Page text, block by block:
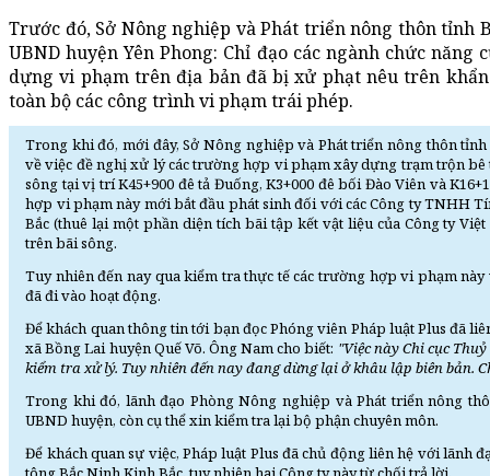
Trước đó, Sở Nông nghiệp và Phát triển nông thôn tỉnh
UBND huyện Yên Phong: Chỉ đạo các ngành chức năng
dựng vi phạm trên địa bản đã bị xử phạt nêu trên
toàn bộ các công trình vi phạm trái phép.
Trong khi đó, mới đây, Sở Nông nghiệp và Phát triển nông thôn
về việc đề nghị xử lý các trường hợp vi phạm xây dựng trạm trộn
sông tại vị trí K45+900 đê tả Đuống, K3+000 đê bối Đào Viên và
hợp vi phạm này mới bắt đầu phát sinh đối với các Công ty TNHH
Bắc (thuê lại một phần diện tích bãi tập kết vật liệu của Công ty
trên bãi sông.
Tuy nhiên đến nay qua kiểm tra thực tế các trường hợp vi phạm
đã đi vào hoạt động.
Để khách quan thông tin tới bạn đọc Phóng viên Pháp luật Plus đã
xã Bồng Lai huyện Quế Võ. Ông Nam cho biết: "Việc này Chi cục
kiểm tra xử lý. Tuy nhiên đến nay đang dừng lại ở khâu lập biên bản.
Trong khi đó, lãnh đạo Phòng Nông nghiệp và Phát triển nông
UBND huyện, còn cụ thể xin kiểm tra lại bộ phận chuyên môn.
Để khách quan sự việc, Pháp luật Plus đã chủ động liên hệ với lãnh